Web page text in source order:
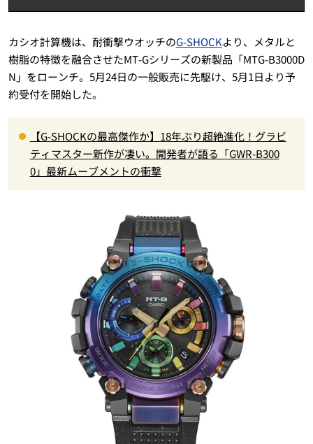
カシオ計算機は、耐衝撃ウオッチのG-SHOCKより、メタルと
樹脂の特徴を融合させたMT-Gシリーズの新製品「MTG-B3000D
N」をローンチ。5月24日の一般販売に先駆け、5月1日より予
約受付を開始した。
【G-SHOCKの最高傑作か】18年ぶり超絶進化！グラビ
ティマスター新作が凄い。開発者が語る「GWR-B300
0」最新ムーブメントの衝撃